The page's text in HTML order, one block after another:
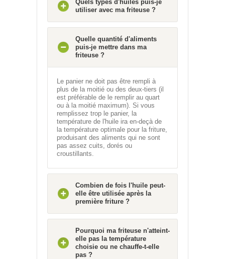
Quels types d'huiles puis-je
utiliser avec ma friteuse ?
Quelle quantité d'aliments
puis-je mettre dans ma
friteuse ?
Le panier ne doit pas être rempli à
plus de la moitié ou des deux-tiers (il
est préférable de le remplir au quart
ou à la moitié maximum). Si vous
remplissez trop le panier, la
température de l'huile ira en-deçà de
la température optimale pour la friture,
produisant des aliments qui ne sont
pas assez cuits, dorés ou
croustillants.
Combien de fois l'huile peut-
elle être utilisée après la
première friture ?
Pourquoi ma friteuse n'atteint-
elle pas la température
choisie ou ne chauffe-t-elle
pas ?